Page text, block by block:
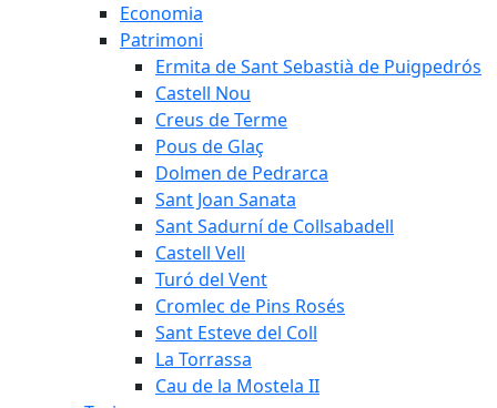
Economia
Patrimoni
Ermita de Sant Sebastià de Puigpedrós
Castell Nou
Creus de Terme
Pous de Glaç
Dolmen de Pedrarca
Sant Joan Sanata
Sant Sadurní de Collsabadell
Castell Vell
Turó del Vent
Cromlec de Pins Rosés
Sant Esteve del Coll
La Torrassa
Cau de la Mostela II